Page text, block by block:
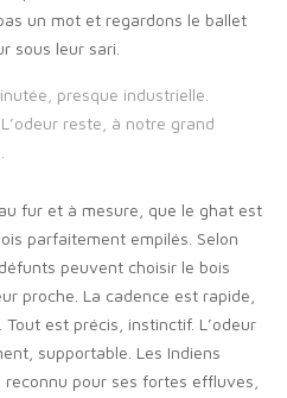
un mot et regardons le ballet
sous leur sari.
presque industrielle.
reste, à notre grand
fur et à mesure, que le ghat est
parfaitement empilés. Selon
peuvent choisir le bois
proche. La cadence est rapide,
est précis, instinctif. L’odeur
supportable. Les Indiens
pour ses fortes effluves,